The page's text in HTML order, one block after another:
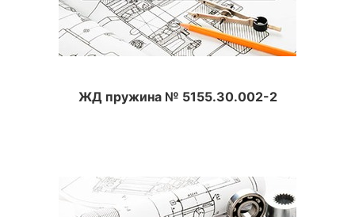
ЖД пружина № 5155.30.002-2